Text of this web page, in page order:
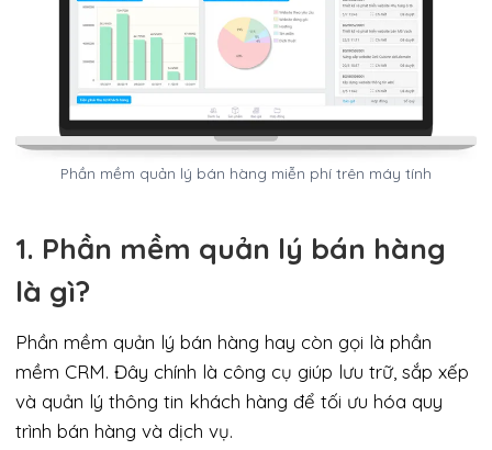
Phần mềm quản lý bán hàng miễn phí trên máy tính
1. Phần mềm quản lý bán hàng
là gì?
Phần mềm quản lý bán hàng hay còn gọi là phần
mềm CRM. Đây chính là công cụ giúp lưu trữ, sắp xếp
và quản lý thông tin khách hàng để tối ưu hóa quy
trình bán hàng và dịch vụ.